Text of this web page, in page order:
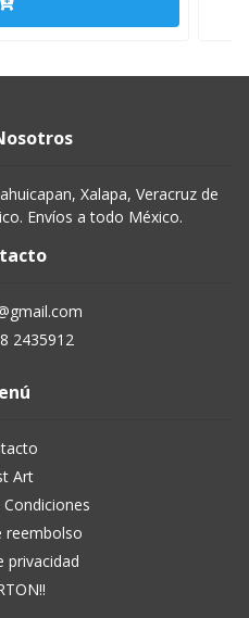
Xalapa, Veracruz de
Envíos a todo México.
2435912
Art
reembolso
privacidad